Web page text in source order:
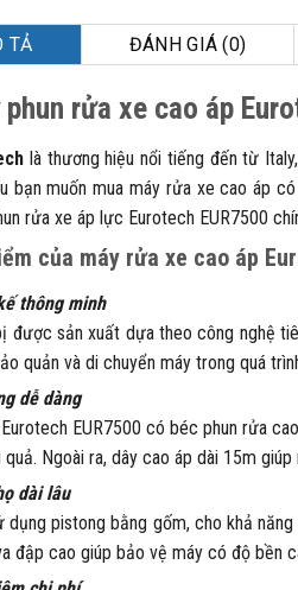
TẢ ĐÁNH GIÁ (0)
phun rửa xe cao áp
là thương hiệu nổi tiếng đến từ
bạn muốn mua máy rửa xe cao áp
rửa xe áp lực Eurotech EUR7500
của máy rửa xe cao áp
thông minh
được sản xuất dựa theo công nghệ
quản và di chuyển máy trong quá
dễ dàng
EUR7500 có béc phun rửa
quả. Ngoài ra, dây cao áp dài 15m
dài lâu
dụng pistong bằng gốm, cho khả
đập cao giúp bảo vệ máy có độ bền